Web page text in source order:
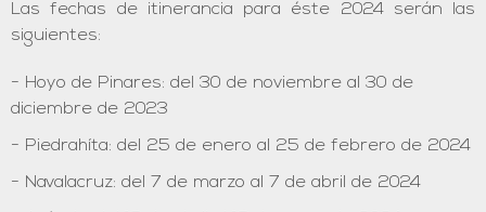
Las fechas de itinerancia para éste 2024 serán las
siguientes:
Hoyo de Pinares: del 30 de noviembre al 30 de
diciembre de 2023
Piedrahíta: del 25 de enero al 25 de febrero de 2024
Navalacruz: del 7 de marzo al 7 de abril de 2024